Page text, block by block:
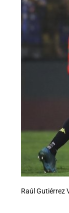
Raúl Gutiérrez